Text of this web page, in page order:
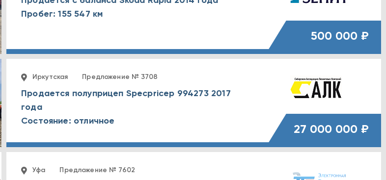
Пробег: 155 547 км
500 000 ₽
Иркутская Предложение № 3708
Продается полуприцеп Specpricep 994273 2017
года
Состояние: отличное
27 000 000 ₽
Уфа Предложение № 7602